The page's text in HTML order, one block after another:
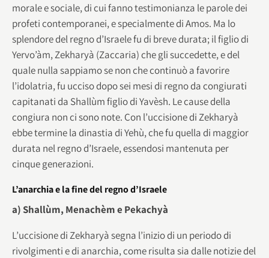
morale e sociale, di cui fanno testimonianza le parole dei
profeti contemporanei, e specialmente di Amos. Ma lo
splendore del regno d’Israele fu di breve durata; il figlio di
Yervo’àm, Zekharyà (Zaccaria) che gli succedette, e del
quale nulla sappiamo se non che continuò a favorire
l’idolatria, fu ucciso dopo sei mesi di regno da congiurati
capitanati da Shallùm figlio di Yavèsh. Le cause della
congiura non ci sono note. Con l’uccisione di Zekharyà
ebbe termine la dinastia di Yehù, che fu quella di maggior
durata nel regno d’Israele, essendosi mantenuta per
cinque generazioni.
L’anarchia e la fine del regno d’Israele
a) Shallùm, Menachèm e Pekachyà
L’uccisione di Zekharyà segna l’inizio di un periodo di
rivolgimenti e di anarchia, come risulta sia dalle notizie del